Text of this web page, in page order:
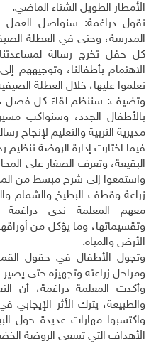
الأمطار الطويل الشتاء الماضي.
تقول دراغمة: سنواصل العمل
المدرسة، وحتى في العطلة
كل حفل تخرج رسالة
الاهتمام بأطفالنا، وتوجيههم
تعلموا عليها، خلال العطلة
وتضيف: سننظم لقاءً كل فصل
بالأطفال الجدد، وسنواكب
مديرية التربية والتعليم لإنجاح
فيما اختارت إدارة الروضة
البقيعة، وتعرف الصغار على
واستمعوا إلى شرح مبسط من
زراعة وقطف البطيخ والشمام
معهم المعلمة ندى دراغمة
وتقسيماتها، وما يؤكل من
الأرض والمياه.
وتجول الأطفال في حقول
ومراحل زراعته وتجهيزه حتى
وأكدت المعلمة دراغمة، أن
والطبيعة، يترك الأثر الإيجابي
واكتسبوا مهارات عديدة حول
الأهداف التي تسعى الروضة